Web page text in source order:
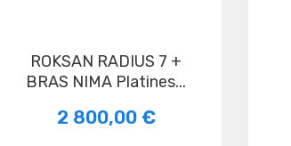
ROKSAN RADIUS 7 +
BRAS NIMA Platines...
2 800,00 €